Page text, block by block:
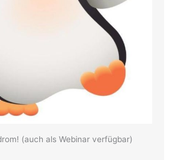
(auch als Webinar verfügbar)